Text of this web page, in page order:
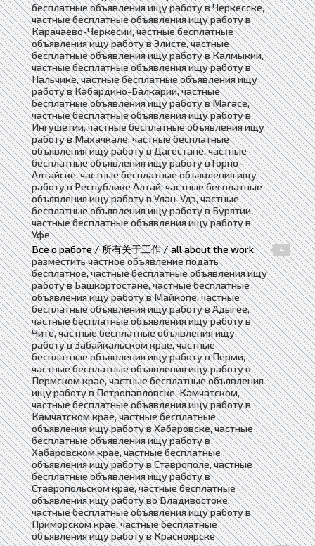
бесплатные объявления ищу работу в Черкесске,
частные бесплатные объявления ищу работу в
Карачаево-Черкесии, частные бесплатные
объявления ищу работу в Элисте, частные
бесплатные объявления ищу работу в Калмыкии,
частные бесплатные объявления ищу работу в
Нальчике, частные бесплатные объявления ищу
работу в Кабардино-Балкарии, частные
бесплатные объявления ищу работу в Магасе,
частные бесплатные объявления ищу работу в
Ингушетии, частные бесплатные объявления ищу
работу в Махачкале, частные бесплатные
объявления ищу работу в Дагестане, частные
бесплатные объявления ищу работу в Горно-
Алтайске, частные бесплатные объявления ищу
работу в Республике Алтай, частные бесплатные
объявления ищу работу в Улан-Удэ, частные
бесплатные объявления ищу работу в Бурятии,
частные бесплатные объявления ищу работу в
Уфе
Все о работе / 所有关于工作 / all about the work
4
разместить частное объявление подать
бесплатное, частные бесплатные объявления ищу
работу в Башкортостане, частные бесплатные
объявления ищу работу в Майкопе, частные
бесплатные объявления ищу работу в Адыгее,
частные бесплатные объявления ищу работу в
Чите, частные бесплатные объявления ищу
работу в Забайкальском крае, частные
бесплатные объявления ищу работу в Перми,
частные бесплатные объявления ищу работу в
Пермском крае, частные бесплатные объявления
ищу работу в Петропавловске-Камчатском,
частные бесплатные объявления ищу работу в
Камчатском крае, частные бесплатные
объявления ищу работу в Хабаровске, частные
бесплатные объявления ищу работу в
Хабаровском крае, частные бесплатные
объявления ищу работу в Ставрополе, частные
бесплатные объявления ищу работу в
Ставропольском крае, частные бесплатные
объявления ищу работу во Владивостоке,
частные бесплатные объявления ищу работу в
Приморском крае, частные бесплатные
объявления ищу работу в Красноярске